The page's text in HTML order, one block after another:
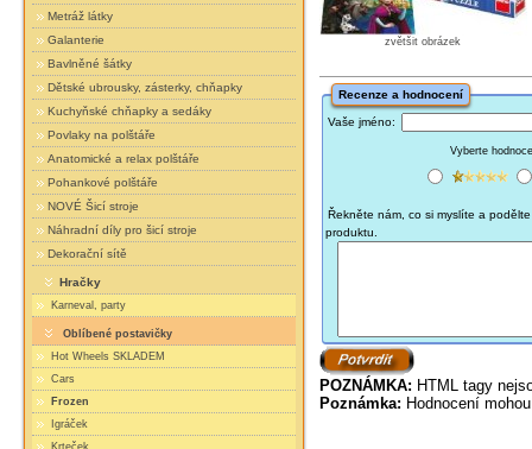
Metráž látky
Galanterie
Bavlněné šátky
Dětské ubrousky, zásterky, chňapky
Kuchyňské chňapky a sedáky
Povlaky na polštáře
Anatomické a relax polštáře
Pohankové polštáře
NOVÉ Šicí stroje
Náhradní díly pro šicí stroje
Dekorační sítě
Hračky
Karneval, party
Oblíbené postavičky
Hot Wheels SKLADEM
Cars
Frozen
Igráček
Krteček
zvětšit obrázek
Recenze a hodnocení
Vaše jméno:
Vyberte
Řekněte nám, co si myslíte a
produktu.
POZNÁMKA: HTML tagy
Poznámka: Hodnocení